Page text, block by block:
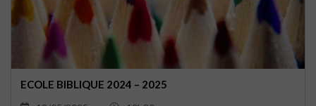
ECOLE BIBLIQUE 2024 – 2025